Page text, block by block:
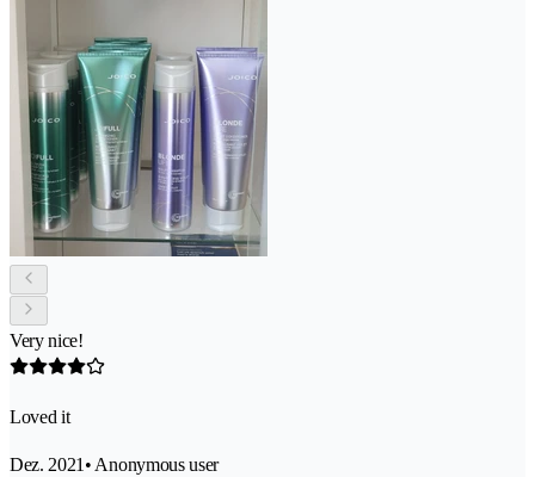
Very nice!
Loved it
Dez. 2021 • Anonymous user